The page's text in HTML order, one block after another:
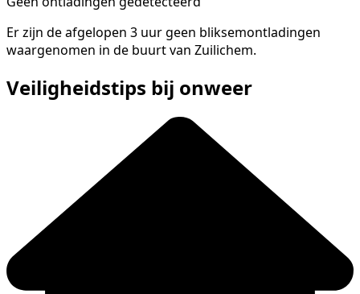
Er zijn de afgelopen 3 uur geen bliksemontladingen
waargenomen in de buurt van Zuilichem.
Veiligheidstips bij onweer